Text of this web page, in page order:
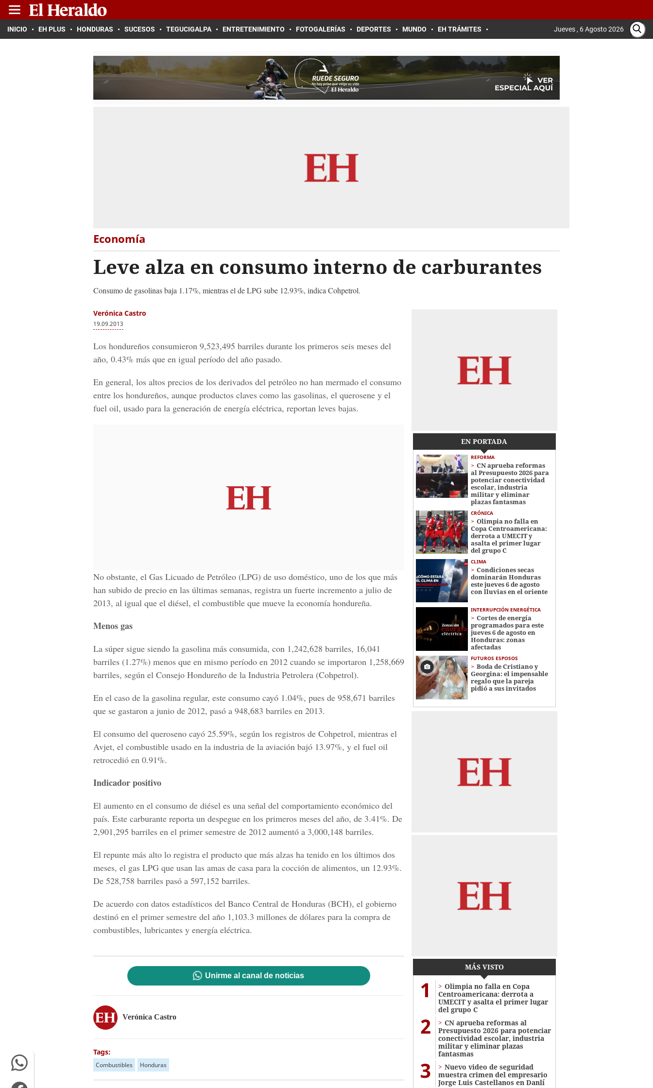
INICIO EH PLUS HONDURAS SUCESOS TEGUCIGALPA ENTRETENIMIENTO FOTOGALERÍAS DEPORTES MUNDO EH TRÁMITES Jueves , 6 Agosto 2026
Economía
Leve alza en consumo interno de carburantes
Consumo de gasolinas baja 1.17%, mientras el de LPG sube 12.93%, indica Cohpetrol.
Verónica Castro
19.09.2013
Los hondureños consumieron 9,523,495 barriles durante los primeros seis meses del
año, 0.43% más que en igual período del año pasado.
En general, los altos precios de los derivados del petróleo no han mermado el consumo
entre los hondureños, aunque productos claves como las gasolinas, el querosene y el
fuel oil, usado para la generación de energía eléctrica, reportan leves bajas.
No obstante, el Gas Licuado de Petróleo (LPG) de uso doméstico, uno de los que más
han subido de precio en las últimas semanas, registra un fuerte incremento a julio de
2013, al igual que el diésel, el combustible que mueve la economía hondureña.
Menos gas
La súper sigue siendo la gasolina más consumida, con 1,242,628 barriles, 16,041
barriles (1.27%) menos que en mismo período en 2012 cuando se importaron 1,258,669
barriles, según el Consejo Hondureño de la Industria Petrolera (Cohpetrol).
En el caso de la gasolina regular, este consumo cayó 1.04%, pues de 958,671 barriles
que se gastaron a junio de 2012, pasó a 948,683 barriles en 2013.
El consumo del queroseno cayó 25.59%, según los registros de Cohpetrol, mientras el
Avjet, el combustible usado en la industria de la aviación bajó 13.97%, y el fuel oil
retrocedió en 0.91%.
Indicador positivo
El aumento en el consumo de diésel es una señal del comportamiento económico del
país. Este carburante reporta un despegue en los primeros meses del año, de 3.41%. De
2,901,295 barriles en el primer semestre de 2012 aumentó a 3,000,148 barriles.
El repunte más alto lo registra el producto que más alzas ha tenido en los últimos dos
meses, el gas LPG que usan las amas de casa para la cocción de alimentos, un 12.93%.
De 528,758 barriles pasó a 597,152 barriles.
De acuerdo con datos estadísticos del Banco Central de Honduras (BCH), el gobierno
destinó en el primer semestre del año 1,103.3 millones de dólares para la compra de
combustibles, lubricantes y energía eléctrica.
Unirme al canal de noticias
Verónica Castro
Tags:
Combustibles Honduras
EN PORTADA
REFORMA
CN aprueba reformas
al Presupuesto 2026 para
potenciar conectividad
escolar, industria
militar y eliminar
plazas fantasmas
CRÓNICA
Olimpia no falla en
Copa Centroamericana:
derrota a UMECIT y
asalta el primer lugar
del grupo C
CLIMA
Condiciones secas
dominarán Honduras
este jueves 6 de agosto
con lluvias en el oriente
INTERRUPCIÓN ENERGÉTICA
Cortes de energía
programados para este
jueves 6 de agosto en
Honduras: zonas
afectadas
FUTUROS ESPOSOS
Boda de Cristiano y
Georgina: el impensable
regalo que la pareja
pidió a sus invitados
MÁS VISTO
1
Olimpia no falla en Copa
Centroamericana: derrota a
UMECIT y asalta el primer lugar
del grupo C
2
CN aprueba reformas al
Presupuesto 2026 para potenciar
conectividad escolar, industria
militar y eliminar plazas
fantasmas
3
Nuevo video de seguridad
muestra crimen del empresario
Jorge Luis Castellanos en Danlí